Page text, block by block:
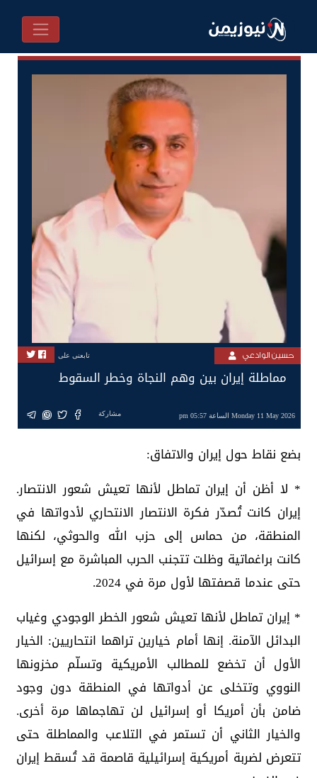
حسين الوادعي تابعنى على
مماطلة إيران بين وهم النجاة وخطر السقوط
Monday 11 May 2026 الساعة 05:57 pm مشاركة
بضع نقاط حول إيران والاتفاق:
* لا أظن أن إيران تماطل لأنها تعيش شعور الانتصار.
إيران كانت تُصدّر فكرة الانتصار الانتحاري لأدواتها في
المنطقة، من حماس إلى حزب الله والحوثي، لكنها
كانت براغماتية وظلت تتجنب الحرب المباشرة مع إسرائيل
حتى عندما قصفتها لأول مرة في 2024.
* إيران تماطل لأنها تعيش شعور الخطر الوجودي وغياب
البدائل الآمنة. إنها أمام خيارين تراهما انتحاريين: الخيار
الأول أن تخضع للمطالب الأمريكية وتسلّم مخزونها
النووي وتتخلى عن أدواتها في المنطقة دون وجود
ضامن بأن أمريكا أو إسرائيل لن تهاجماها مرة أخرى.
والخيار الثاني أن تستمر في التلاعب والمماطلة حتى
تتعرض لضربة أمريكية إسرائيلية قاصمة قد تُسقط إيران